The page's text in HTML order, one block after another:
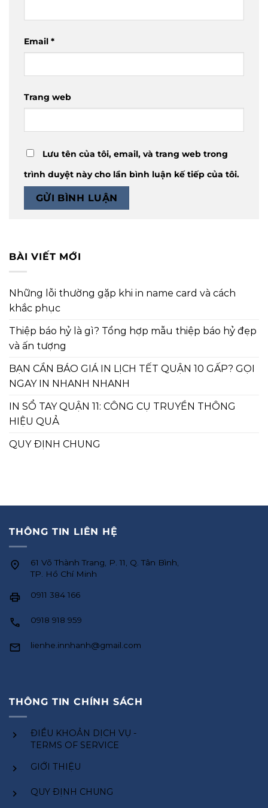
Email *
Trang web
Lưu tên của tôi, email, và trang web trong
trình duyệt này cho lần bình luận kế tiếp của tôi.
BÀI VIẾT MỚI
Những lỗi thường gặp khi in name card và cách
khắc phục
Thiệp báo hỷ là gì? Tổng hợp mẫu thiệp báo hỷ đẹp
và ấn tượng
BẠN CẦN BÁO GIÁ IN LỊCH TẾT QUẬN 10 GẤP? GỌI
NGAY IN NHANH NHANH
IN SỔ TAY QUẬN 11: CÔNG CỤ TRUYỀN THÔNG
HIỆU QUẢ
QUY ĐỊNH CHUNG
THÔNG TIN LIÊN HỆ
61 Võ Thành Trang, P. 11, Q. Tân Bình,
TP. Hồ Chí Minh
0911 384 166
0918 918 959
lienhe.innhanh@gmail.com
THÔNG TIN CHÍNH SÁCH
ĐIỀU KHOẢN DỊCH VỤ -
TERMS OF SERVICE
GIỚI THIỆU
QUY ĐỊNH CHUNG